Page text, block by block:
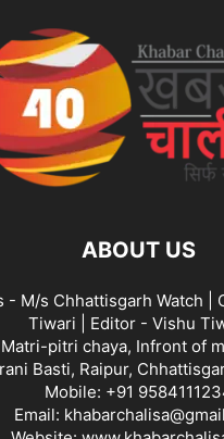
ABOUT US
- M/s Chhattisgarh Watch |
Tiwari | Editor - Vishu
pitri chaya, Infront of
Basti, Raipur,
Mobile: +91
Email: